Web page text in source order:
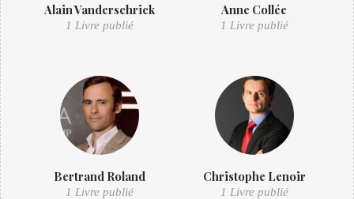
Alain Vanderschrick
1 Livre publié
Anne Collée
1 Livre publié
Bertrand Roland
1 Livre publié
Christophe Lenoir
1 Livre publié